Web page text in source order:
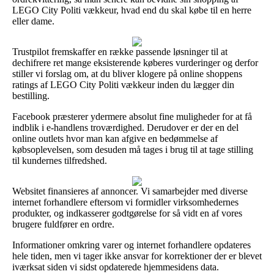
LEGO City Politi vækkeur, hvad end du skal købe til en herre
eller dame.
Trustpilot fremskaffer en række passende løsninger til at
dechifrere ret mange eksisterende køberes vurderinger og derfor
stiller vi forslag om, at du bliver klogere på online shoppens
ratings af LEGO City Politi vækkeur inden du lægger din
bestilling.
Facebook præsterer ydermere absolut fine muligheder for at få
indblik i e-handlens troværdighed. Derudover er der en del
online outlets hvor man kan afgive en bedømmelse af
købsoplevelsen, som desuden må tages i brug til at tage stilling
til kundernes tilfredshed.
Websitet finansieres af annoncer. Vi samarbejder med diverse
internet forhandlere eftersom vi formidler virksomhedernes
produkter, og indkasserer godtgørelse for så vidt en af vores
brugere fuldfører en ordre.
Informationer omkring varer og internet forhandlere opdateres
hele tiden, men vi tager ikke ansvar for korrektioner der er blevet
iværksat siden vi sidst opdaterede hjemmesidens data.